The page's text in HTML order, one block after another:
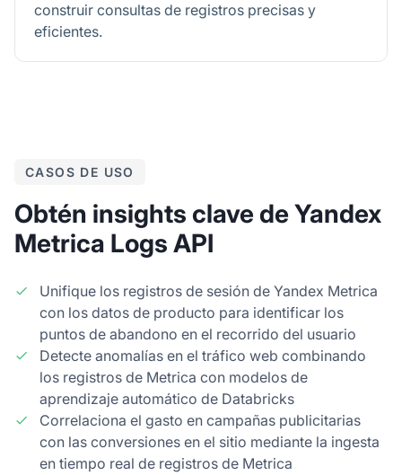
construir consultas de registros precisas y
eficientes.
CASOS DE USO
Obtén insights clave de Yandex
Metrica Logs API
Unifique los registros de sesión de Yandex Metrica
con los datos de producto para identificar los
puntos de abandono en el recorrido del usuario
Detecte anomalías en el tráfico web combinando
los registros de Metrica con modelos de
aprendizaje automático de Databricks
Correlaciona el gasto en campañas publicitarias
con las conversiones en el sitio mediante la ingesta
en tiempo real de registros de Metrica